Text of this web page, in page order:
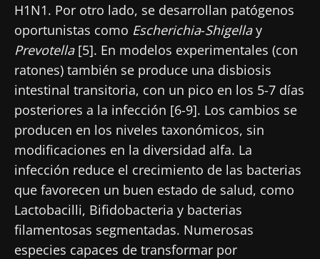
H1N1. Por otro lado, se desarrollan patógenos
oportunistas como Escherichia-Shigellay
Prevotella[5]. En modelos experimentales (con
ratones) también se produce una disbiosis
intestinal transitoria, con un pico en los 5-7 días
posteriores a la infección [6-9]. Los cambios se
producen en los niveles taxonómicos, sin
modificaciones en la diversidad alfa. La
infección reduce el crecimiento de las bacterias
que favorecen un buen estado de salud, como
Lactobacilli, Bifidobacteria y bacterias
filamentosas segmentadas. Numerosas
especies capaces de transformar por